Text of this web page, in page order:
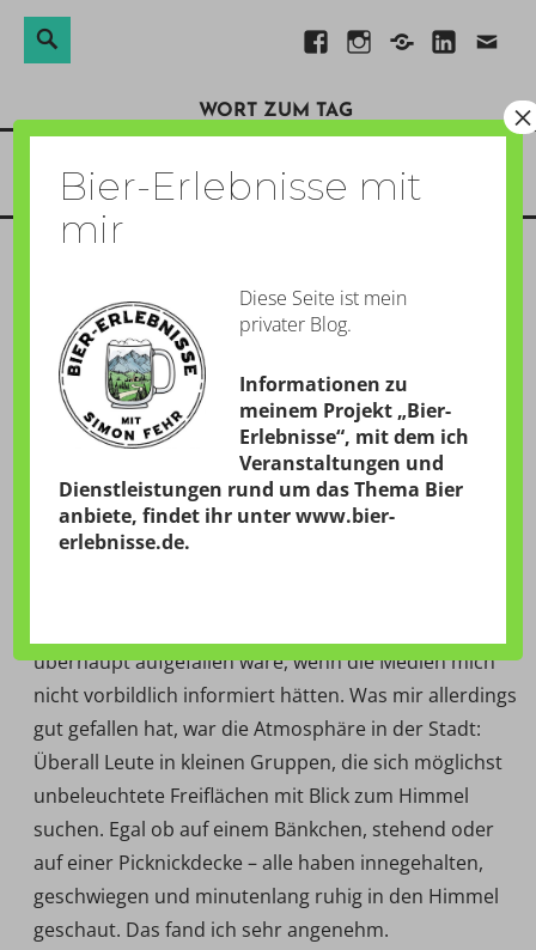
Direkt
Inhalt
FacebookInstagram
Xing Linkedin
E-
Suche
WORT ZUM TAG
Menü
BLUTMOND
GESCHRIEBEN AM:28. JULI 2018
vonSimon
0:16 Uhr – So fruchtbar spektakulär war dieses
Blutmond-Schauspiel über Ravensburg leider nicht.
überhaupt aufgefallen wäre, wenn die Medien mich
nicht vorbildlich informiert hätten. Was mir allerdings
gut gefallen hat, war die Atmosphäre in der Stadt:
Überall Leute in kleinen Gruppen, die sich möglichst
unbeleuchtete Freiflächen mit Blick zum Himmel
suchen. Egal ob auf einem Bänkchen, stehend oder
auf einer Picknickdecke – alle haben innegehalten,
geschwiegen und minutenlang ruhig in den Himmel
geschaut. Das fand ich sehr angenehm.
Bier-Erlebnisse mit
mir
Diese Seite ist mein
privater Blog.
Informationen zu
meinem Projekt „Bier-
Erlebnisse“, mit dem ich
Veranstaltungen und
Dienstleistungen rund um das Thema Bier
anbiete, findet ihr unterwww.bier-
erlebnisse.de.
×